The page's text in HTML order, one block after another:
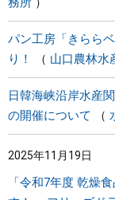
パン工房「きらら
り！
山口農林水
日韓海峡沿岸水産
の開催について
2025年11月19日
「令和7年度 乾燥